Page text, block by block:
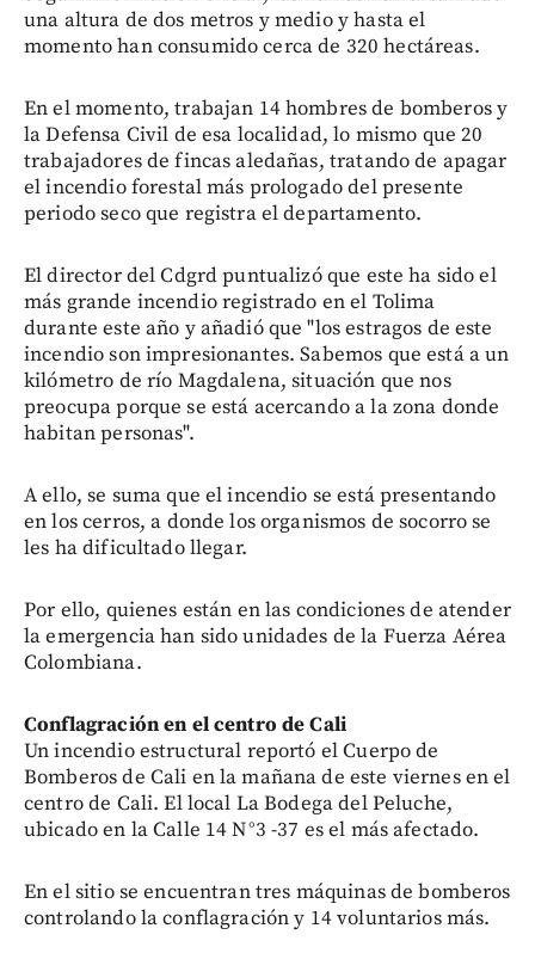
una altura de dos metros y medio y hasta el
momento han consumido cerca de 320 hectáreas.
En el momento, trabajan 14 hombres de bomberos y
la Defensa Civil de esa localidad, lo mismo que 20
trabajadores de fincas aledañas, tratando de apagar
el incendio forestal más prologado del presente
periodo seco que registra el departamento.
El director del Cdgrd puntualizó que este ha sido el
más grande incendio registrado en el Tolima
durante este año y añadió que "los estragos de este
incendio son impresionantes. Sabemos que está a un
kilómetro de río Magdalena, situación que nos
preocupa porque se está acercando a la zona donde
habitan personas".
A ello, se suma que el incendio se está presentando
en los cerros, a donde los organismos de socorro se
les ha dificultado llegar.
Por ello, quienes están en las condiciones de atender
la emergencia han sido unidades de la Fuerza Aérea
Colombiana.
Conflagración en el centro de Cali
Un incendio estructural reportó el Cuerpo de
Bomberos de Cali en la mañana de este viernes en el
centro de Cali. El local La Bodega del Peluche,
ubicado en la Calle 14 N°3 -37 es el más afectado.
En el sitio se encuentran tres máquinas de bomberos
controlando la conflagración y 14 voluntarios más.